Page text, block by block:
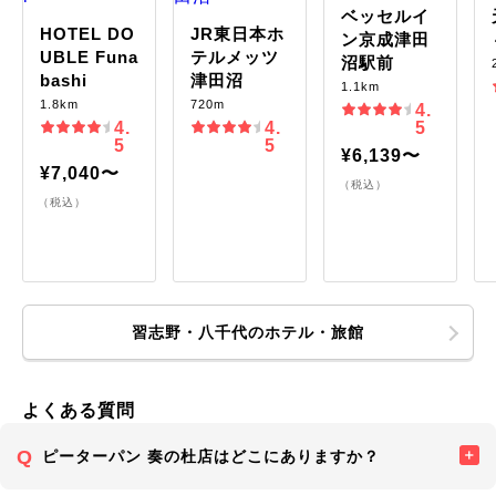
HOTEL DO
UBLE Funa
bashi
1.8km
4.
5
¥7,040〜
（税込）
JR東日本ホ
テルメッツ
津田沼
720m
4.
5
ベッセルイ
ン京成津田
沼駅前
1.1km
4.
5
¥6,139〜
（税込）
習志野・八千代のホテル・旅館
よくある質問
ピーターパン 奏の杜店はどこにありますか？